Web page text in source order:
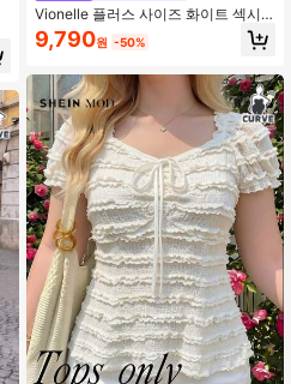
Vionelle 플러스 사이즈 화이트 섹시
프렌치 퓨리티 타이업 러플 퍼프 소매
블라우스
9,790원 -50%